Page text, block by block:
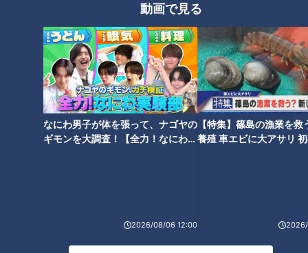
動画で見る
なにわ男子が体を張って、ナゴヤの
ギモンを大調査！【全力！なにわ実
2026/08/06 12:00
【特集】篠島の漁業を救
養殖 車エビに大アサリ
ビールを美味しく飲んでいます
ウイスキーがお好きですか？～
サッカーW杯の夏に思う～
和菓子とスナック菓子～美味し